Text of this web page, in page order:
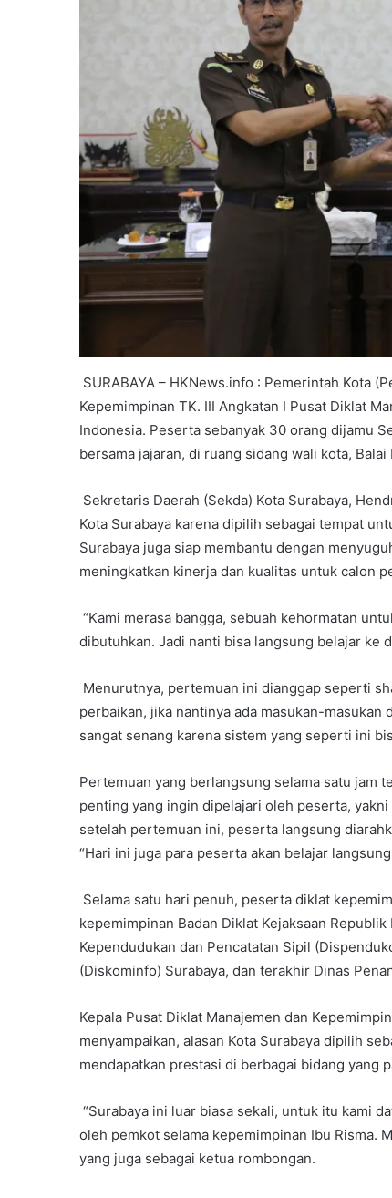
SURABAYA – HKNews.info : Pemerintah Kota
Kepemimpinan TK. III Angkatan I Pusat Diklat
Indonesia. Peserta sebanyak 30 orang dijamu
bersama jajaran, di ruang sidang wali kota, Balai
Sekretaris Daerah (Sekda) Kota Surabaya,
Kota Surabaya karena dipilih sebagai tempat
Surabaya juga siap membantu dengan
meningkatkan kinerja dan kualitas untuk calon
“Kami merasa bangga, sebuah kehormatan
dibutuhkan. Jadi nanti bisa langsung belajar ke
Menurutnya, pertemuan ini dianggap seperti
perbaikan, jika nantinya ada masukan-masukan
sangat senang karena sistem yang seperti ini
Pertemuan yang berlangsung selama satu jam
penting yang ingin dipelajari oleh peserta,
setelah pertemuan ini, peserta langsung
“Hari ini juga para peserta akan belajar
Selama satu hari penuh, peserta diklat
kepemimpinan Badan Diklat Kejaksaan
Kependudukan dan Pencatatan Sipil
(Diskominfo) Surabaya, dan terakhir Dinas
Kepala Pusat Diklat Manajemen dan
menyampaikan, alasan Kota Surabaya dipilih
mendapatkan prestasi di berbagai bidang yang
“Surabaya ini luar biasa sekali, untuk itu kami
oleh pemkot selama kepemimpinan Ibu Risma.
yang juga sebagai ketua rombongan.